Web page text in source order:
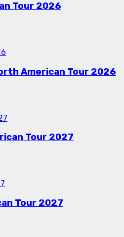
Tour 2026
American Tour 2026
Tour 2027
Tour 2027